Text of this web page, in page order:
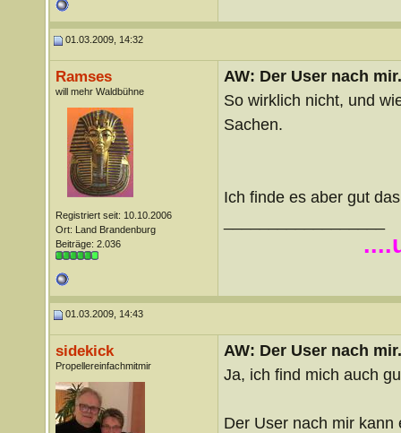
01.03.2009, 14:32
Ramses
will mehr Waldbühne
Registriert seit: 10.10.2006
Ort: Land Brandenburg
Beiträge: 2.036
AW: Der User nach
So wirklich nicht, und
Sachen.
Ich finde es aber gut
01.03.2009, 14:43
sidekick
Propellereinfachmitmir
AW: Der User nach
Ja, ich find mich auch
Der User nach mir